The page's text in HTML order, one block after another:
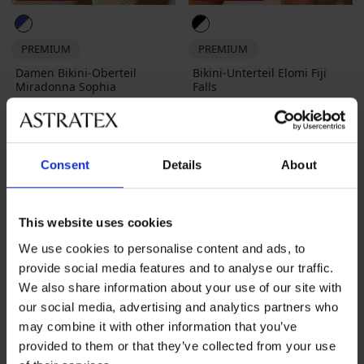
Consent Details About
This website uses cookies
We use cookies to personalise content and ads, to
provide social media features and to analyse our traffic.
We also share information about your use of our site with
our social media, advertising and analytics partners who
may combine it with other information that you’ve
provided to them or that they’ve collected from your use
PREMIUM
Damen Bikini-Oberteil
Miradonna Sophia
PREMIUM
Bikini-Unterteil Elomi Fiji
Falls
Sale
-70%